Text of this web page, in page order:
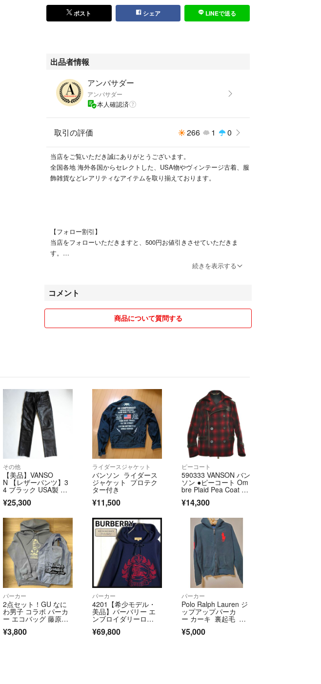
■ブランド
vanson
■サイズ表記 / XL
着丈 71㎝
肩幅 55㎝
商品サイズの詳細はすべて実寸となっております。採寸の僅かな誤差
はご了承ください。
■商品状態
若干の使用感がありますが、目立つキズや汚れはなくまだまだ着用い
い検品しておりますが、多少の汚れや傷などがある場合がございま
リユース品にご理解のない方、新品同様の商品をお求めの方は、よく
■その他
迅速な対応を心掛けております。
喫煙者やペットはおりませんのでご安心ください。
気になる点などございましたらお気軽にお問い合わせください。
iD.026347/481-1
ポスト シェア LINEで送る
出品者情報
アンバサダー
アンバサダー
本人確認済
取引の評価 266 1 0
当店をご覧いただき誠にありがとうございます。
全国各地 海外各国からセレクトした、USA物やヴィンテージ古着、服
飾雑貨などレアリティなアイテムを取り揃えております。
【フォロー割引】
当店をフォローいただきますと、500円お値引きさせていただきま
す。
(2)出品商品は細心の注意を払い検品しておりますが、多少の汚れや傷
などがある場合がございます。
(3)状態の良い商品を取り扱っておりますが、新品同様の商品をお求め
の方は、よくご検討の上ご注文をお願いします。
(4)サイズにつきましては実寸を掲載しておりますのでご参考くださ
い。僅かな誤差はご了承下さい。
(5)ご注文後は価格変更ができませんのでご注意下さい。
(6)交渉中でも購入された方が優先となります。
(7)値下げ交渉後の価格変更につきましては、先にご購入いただいた方
を優先いたしますので、ご了承ください。
続きを表示する
コメント
商品について質問する
その他
【美品】VANSO
N 【レザーパンツ】3
4 ブラック USA製 バ
¥25,300
ライダースジャケット
バンソン ライダース
ジャケット プロテク
ター付き
¥11,500
ピーコート
590333 VANSON バン
ソン ●ピーコート Om
bre Plaid Pea Coat サ
¥14,300
パーカー
2点セット！GU なに
わ男子 コラボ パーカ
ー エコバッグ 藤原丈
¥3,800
パーカー
4201【希少モデル・
美品】バーバリー エ
ンブロイダリーロ
ゴ 圧縮ニットパーカ
ー
¥69,800
パーカー
Polo Ralph Lauren ジ
ップアップパーカ
ー カーキ 裏起毛 ポ
ロ S
¥5,000